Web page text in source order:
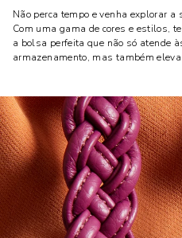
Não perca tempo e venha explorar a
Com uma gama de cores e estilos,
a bolsa perfeita que não só atende
armazenamento, mas também